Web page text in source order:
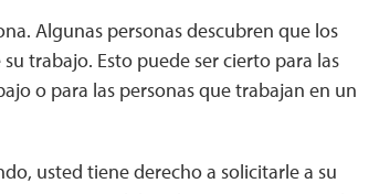
Algunas personas descubren que los
trabajo. Esto puede ser cierto para las
o para las personas que trabajan en un
usted tiene derecho a solicitarle a su